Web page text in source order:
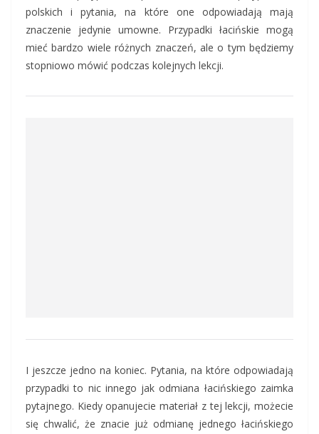
polskich i pytania, na które one odpowiadają mają
znaczenie jedynie umowne. Przypadki łacińskie mogą
mieć bardzo wiele różnych znaczeń, ale o tym będziemy
stopniowo mówić podczas kolejnych lekcji.
I jeszcze jedno na koniec. Pytania, na które odpowiadają
przypadki to nic innego jak odmiana łacińskiego zaimka
pytajnego. Kiedy opanujecie materiał z tej lekcji, możecie
się chwalić, że znacie już odmianę jednego łacińskiego